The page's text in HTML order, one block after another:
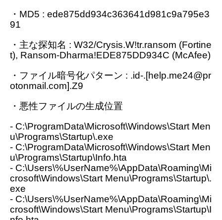
・MD5 : ede875dd934c363641d981c9a795e3
91
・主な探知名 : W32/Crysis.W!tr.ransom (Fortine
t), Ransom-Dharma!EDE875DD934C (McAfee)
・ファイル暗号化パターン : .id-.[help.me24@pr
otonmail.com].Z9
・悪性ファイルの生成位置
- C:\ProgramData\Microsoft\Windows\Start Men
u\Programs\Startup\.exe
- C:\ProgramData\Microsoft\Windows\Start Men
u\Programs\Startup\Info.hta
- C:\Users\%UserName%\AppData\Roaming\Mi
crosoft\Windows\Start Menu\Programs\Startup\.
exe
- C:\Users\%UserName%\AppData\Roaming\Mi
crosoft\Windows\Start Menu\Programs\Startup\I